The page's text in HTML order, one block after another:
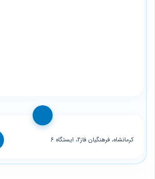
کرمانشاه، فرهنگیان فاز2، ایستگاه 6